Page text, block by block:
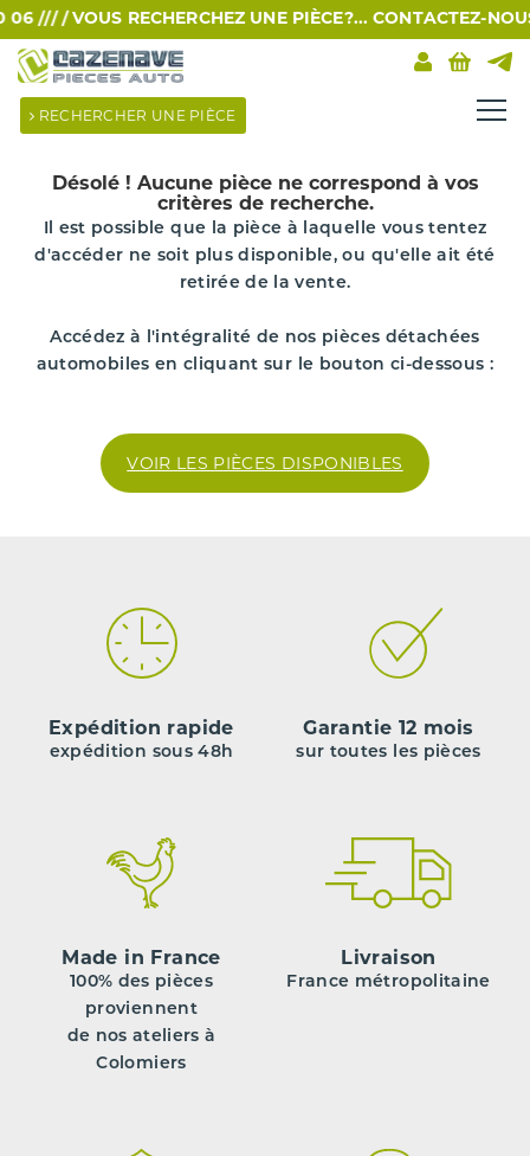
06 /// / VOUS RECHERCHEZ UNE PIÈCE?... CONTACTEZ-
RECHERCHER UNE PIÈCE
Désolé ! Aucune pièce ne correspond à vos
critères de recherche.
Il est possible que la pièce à laquelle vous tentez
d'accéder ne soit plus disponible, ou qu'elle ait été
retirée de la vente.
Accédez à l'intégralité de nos pièces détachées
automobiles en cliquant sur le bouton ci-dessous :
VOIR LES PIÈCES DISPONIBLES
Expédition rapide
expédition sous 48h
Garantie 12 mois
sur toutes les pièces
Made in France
100% des pièces
proviennent
de nos ateliers à
Colomiers
Livraison
France métropolitaine